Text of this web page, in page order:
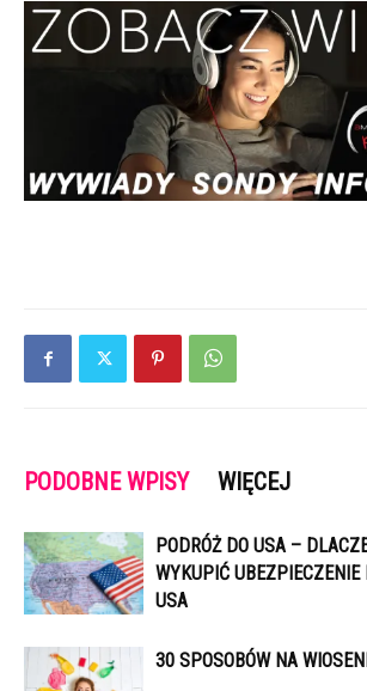
PODOBNE WPISY WIĘCEJ
PODRÓŻ DO USA –
WYKUPIĆ UBEZPIECZENIE
USA
30 SPOSOBÓW NA